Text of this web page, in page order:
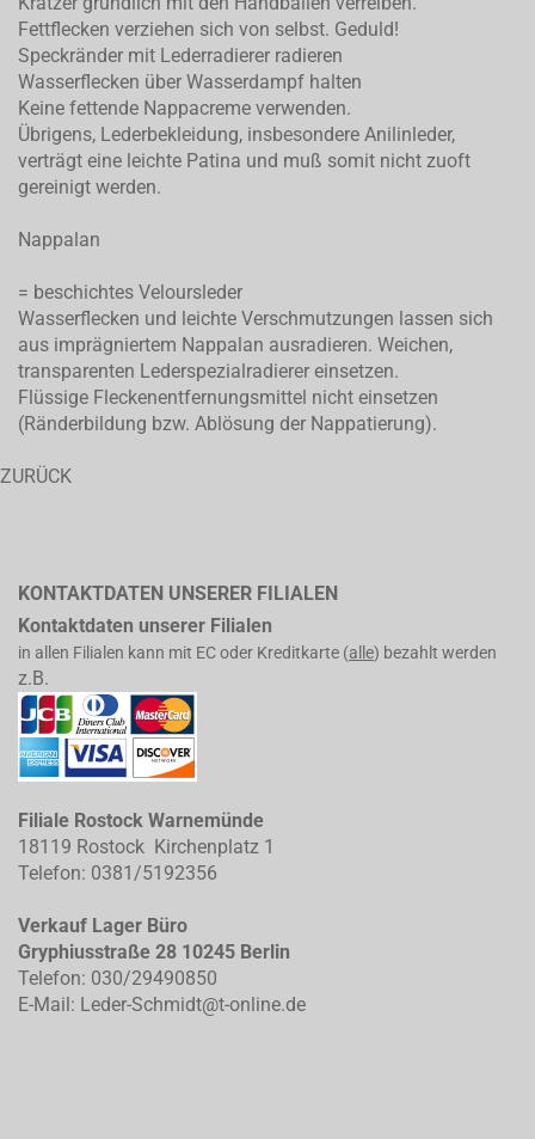
Fettflecken verziehen sich von selbst. Geduld!
Speckränder mit Lederradierer radieren
Wasserflecken über Wasserdampf halten
Keine fettende Nappacreme verwenden.
Übrigens, Lederbekleidung, insbesondere Anilinleder,
verträgt eine leichte Patina und muß somit nicht zuoft
gereinigt werden.
Nappalan
= beschichtes Veloursleder
Wasserflecken und leichte Verschmutzungen lassen sich
aus imprägniertem Nappalan ausradieren. Weichen,
transparenten Lederspezialradierer einsetzen.
Flüssige Fleckenentfernungsmittel nicht einsetzen
(Ränderbildung bzw. Ablösung der Nappatierung).
ZURÜCK
KONTAKTDATEN UNSERER FILIALEN
Kontaktdaten unserer Filialen
in allen Filialen kann mit EC oder Kreditkarte (alle) bezahlt werden
z.B.
Filiale Rostock Warnemünde
18119 Rostock Kirchenplatz 1
Telefon: 0381/5192356
Verkauf Lager Büro
Gryphiusstraße 28 10245 Berlin
Telefon: 030/29490850
E-Mail: Leder-Schmidt@t-online.de